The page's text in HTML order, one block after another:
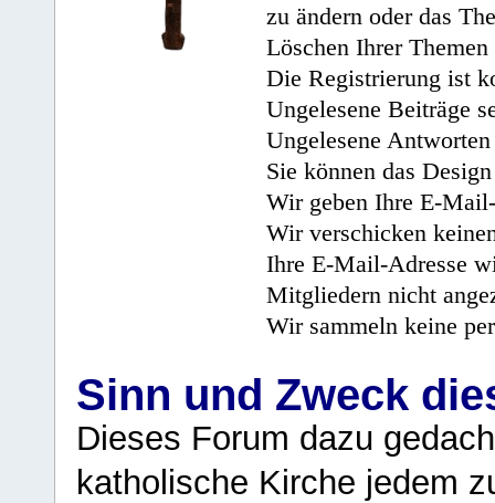
zu ändern oder das
Löschen Ihrer
Die Registrierung ist
Ungelesene Beiträge
Ungelesene
Sie können das
Wir geben Ihre E-
Wir verschicken
Ihre E-Mail-Adresse
Mitgliedern nicht
Wir sammeln keine
Sinn und Zweck
Dieses Forum dazu
katholische Kirche jedem